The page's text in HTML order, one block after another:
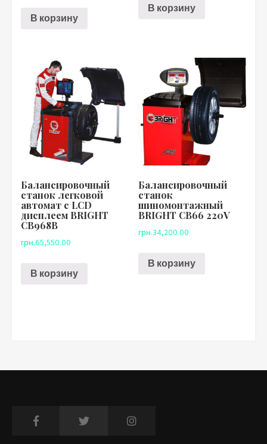
В корзину
В корзину
Балансировочный
станок легковой
автомат с LCD
дисплеем BRIGHT
CB968B
грн.65,550.00
В корзину
Балансировочный
станок
шиномонтажный
BRIGHT CB66 220V
грн.34,200.00
В корзину